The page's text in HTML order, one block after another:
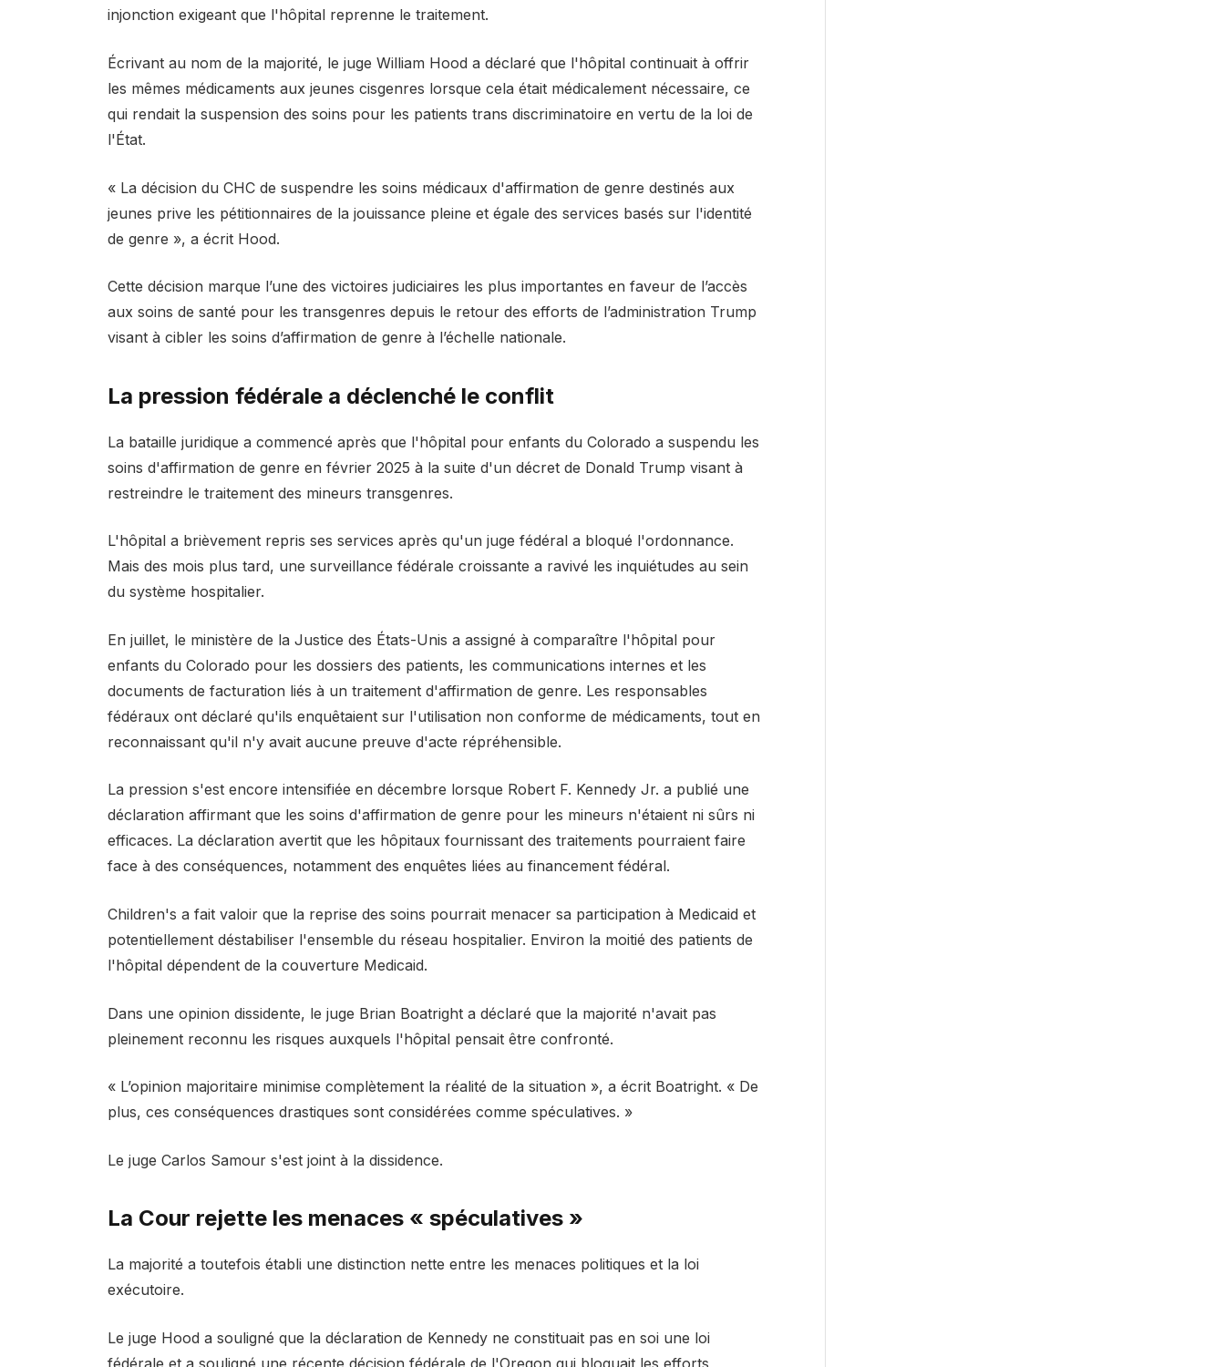
injonction exigeant que l'hôpital reprenne le traitement.
Écrivant au nom de la majorité, le juge William Hood a déclaré que l'hôpital continuait à offrir
les mêmes médicaments aux jeunes cisgenres lorsque cela était médicalement nécessaire, ce
qui rendait la suspension des soins pour les patients trans discriminatoire en vertu de la loi de
l'État.
« La décision du CHC de suspendre les soins médicaux d'affirmation de genre destinés aux
jeunes prive les pétitionnaires de la jouissance pleine et égale des services basés sur l'identité
de genre », a écrit Hood.
Cette décision marque l’une des victoires judiciaires les plus importantes en faveur de l’accès
aux soins de santé pour les transgenres depuis le retour des efforts de l’administration Trump
visant à cibler les soins d’affirmation de genre à l’échelle nationale.
La pression fédérale a déclenché le conflit
La bataille juridique a commencé après que l'hôpital pour enfants du Colorado a suspendu les
soins d'affirmation de genre en février 2025 à la suite d'un décret de Donald Trump visant à
restreindre le traitement des mineurs transgenres.
L'hôpital a brièvement repris ses services après qu'un juge fédéral a bloqué l'ordonnance.
Mais des mois plus tard, une surveillance fédérale croissante a ravivé les inquiétudes au sein
du système hospitalier.
En juillet, le ministère de la Justice des États-Unis a assigné à comparaître l'hôpital pour
enfants du Colorado pour les dossiers des patients, les communications internes et les
documents de facturation liés à un traitement d'affirmation de genre. Les responsables
fédéraux ont déclaré qu'ils enquêtaient sur l'utilisation non conforme de médicaments, tout en
reconnaissant qu'il n'y avait aucune preuve d'acte répréhensible.
La pression s'est encore intensifiée en décembre lorsque Robert F. Kennedy Jr. a publié une
déclaration affirmant que les soins d'affirmation de genre pour les mineurs n'étaient ni sûrs ni
efficaces. La déclaration avertit que les hôpitaux fournissant des traitements pourraient faire
face à des conséquences, notamment des enquêtes liées au financement fédéral.
Children's a fait valoir que la reprise des soins pourrait menacer sa participation à Medicaid et
potentiellement déstabiliser l'ensemble du réseau hospitalier. Environ la moitié des patients de
l'hôpital dépendent de la couverture Medicaid.
Dans une opinion dissidente, le juge Brian Boatright a déclaré que la majorité n'avait pas
pleinement reconnu les risques auxquels l'hôpital pensait être confronté.
« L’opinion majoritaire minimise complètement la réalité de la situation », a écrit Boatright. « De
plus, ces conséquences drastiques sont considérées comme spéculatives. »
Le juge Carlos Samour s'est joint à la dissidence.
La Cour rejette les menaces « spéculatives »
La majorité a toutefois établi une distinction nette entre les menaces politiques et la loi
exécutoire.
Le juge Hood a souligné que la déclaration de Kennedy ne constituait pas en soi une loi
fédérale et a souligné une récente décision fédérale de l'Oregon qui bloquait les efforts